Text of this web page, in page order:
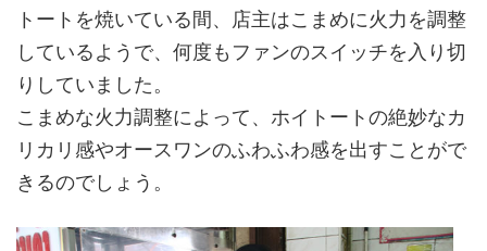
トートを焼いている間、店主はこまめに火力を調整
しているようで、何度もファンのスイッチを入り切
りしていました。
こまめな火力調整によって、ホイトートの絶妙なカ
リカリ感やオースワンのふわふわ感を出すことがで
きるのでしょう。